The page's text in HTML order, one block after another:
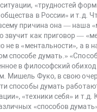
«трудностей
в России» и т.д.
причина она — наша
звучит как приговор —
не в «ментальности», а в
способе думать.»
в философский
Мишель Фуко, в свою
способы думать
«техники себя» и т.д.
«способов